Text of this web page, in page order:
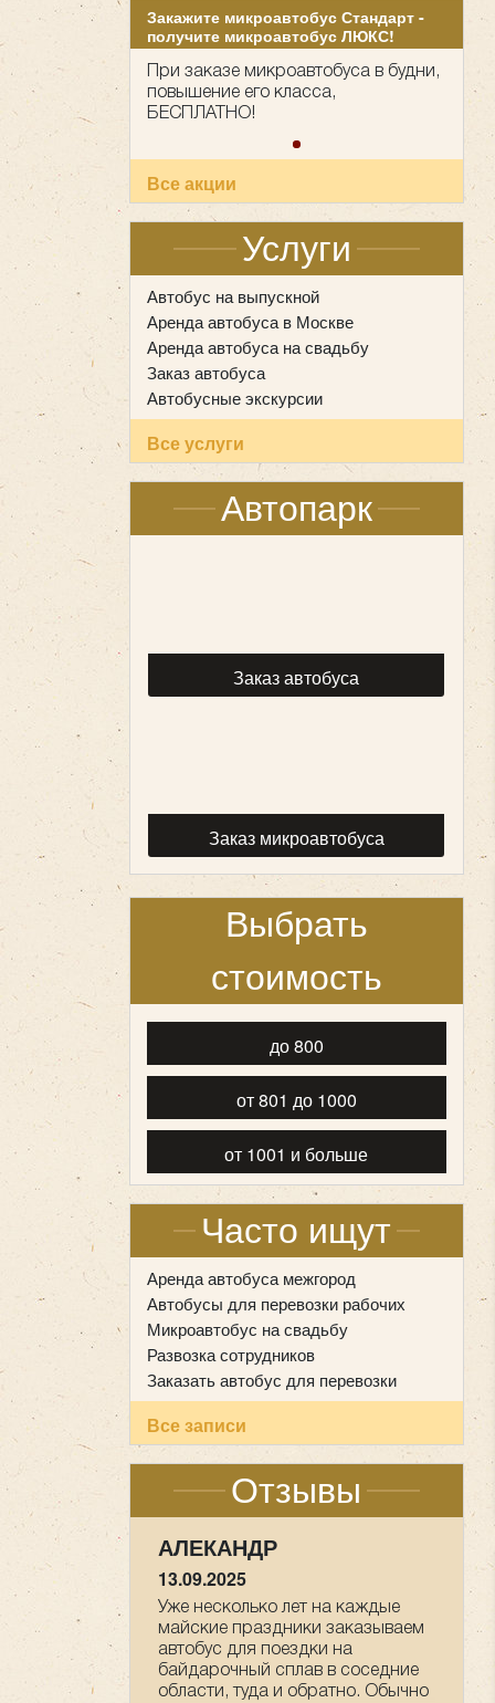
Закажите микроавтобус Стандарт -
получите микроавтобус ЛЮКС!
При заказе микроавтобуса в будни,
повышение его класса,
БЕСПЛАТНО!
Все акции
Услуги
Автобус на выпускной
Аренда автобуса в Москве
Аренда автобуса на свадьбу
Заказ автобуса
Автобусные экскурсии
Все услуги
Автопарк
Заказ автобуса
Заказ микроавтобуса
Выбрать
стоимость
до 800
от 801 до 1000
от 1001 и больше
Часто ищут
Аренда автобуса межгород
Автобусы для перевозки рабочих
Микроавтобус на свадьбу
Развозка сотрудников
Заказать автобус для перевозки
Все записи
Отзывы
НАСТАСИЯ
09.05.2025
Мы прихожане от Храма всех
Святых в земле Российской
просиявших, ездили в
паломническую поездку 1-2 мая
в Дивеево . Хотим выразить